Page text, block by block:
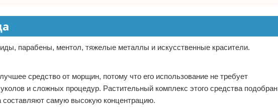
парабены, ментол, тяжелые металлы и искусственные красители.
средство от морщин, потому что его использование не требует
и сложных процедур. Растительный комплекс этого средства подобран
составляют самую высокую концентрацию.